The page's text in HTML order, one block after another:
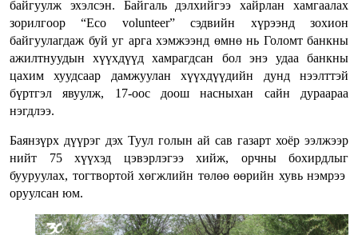
байгуулж эхэлсэн. Байгаль дэлхийгээ хайрлан хамгаалах
зорилгоор “Eco volunteer” сэдвийн хүрээнд зохион
байгуулагдаж буй уг арга хэмжээнд өмнө нь Голомт банкны
ажилтнуудын хүүхдүүд хамрагдсан бол энэ удаа банкны
цахим хуудсаар дамжуулан хүүхдүүдийн дунд нээлттэй
бүртгэл явуулж, 17-оос доош насныхан сайн дураараа
нэгдлээ.
Баянзүрх дүүрэг дэх Туул голын ай сав газарт хоёр ээлжээр
нийт 75 хүүхэд цэвэрлэгээ хийж, орчны бохирдлыг
бууруулах, тогтвортой хөгжлийн төлөө өөрийн хувь нэмрээ
оруулсан юм.